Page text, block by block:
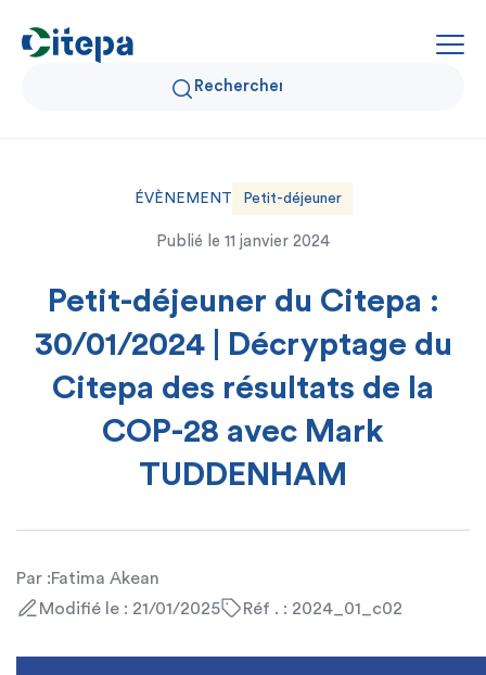
Qui sommes-nous ?
Données Air et Climat
Actualités et décryptages
Expertise et solutions
ÉVÈNEMENT Petit-déjeuner
Publié le 11 janvier 2024
Petit-déjeuner du Citepa :
30/01/2024 | Décryptage du
Citepa des résultats de la
COP-28 avec Mark
TUDDENHAM
Par :Fatima Akean
Modifié le : 21/01/2025
Réf . : 2024_01_c02